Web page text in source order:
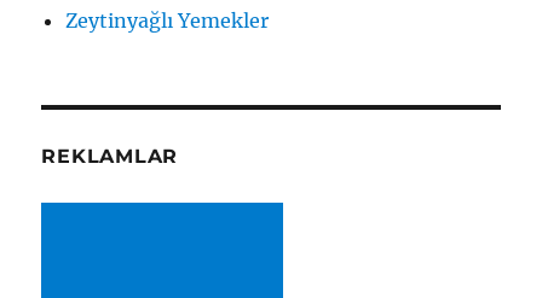
Zeytinyağlı Yemekler
REKLAMLAR